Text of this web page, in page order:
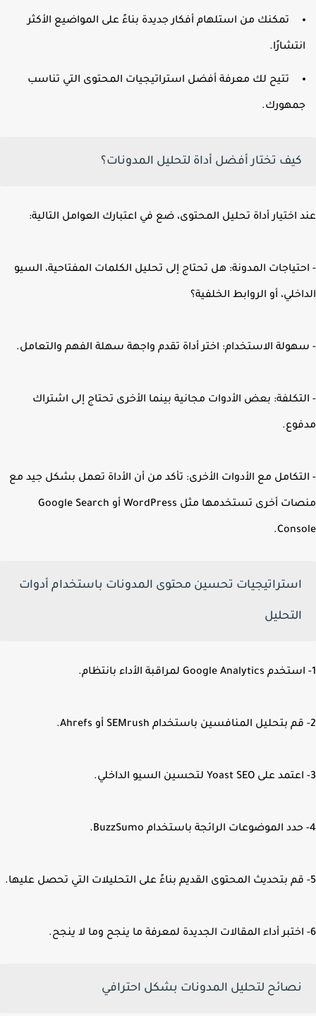
تمكنك من استلهام أفكار جديدة بناءً على المواضيع الأكثر
تتيح لك معرفة أفضل استراتيجيات المحتوى التي تناسب
كيف تختار أفضل أداة لتحليل المدونات؟
اختيار أداة تحليل المحتوى، ضع في اعتبارك العوامل التالية:
المدونة: هل تحتاج إلى تحليل الكلمات المفتاحية، السيو
أو الروابط الخلفية؟
الاستخدام: اختر أداة تقدم واجهة سهلة الفهم والتعامل.
بعض الأدوات مجانية بينما الأخرى تحتاج إلى اشتراك
مع الأدوات الأخرى: تأكد من أن الأداة تعمل بشكل جيد مع
منصات أخرى تستخدمها مثل WordPress أو Google Search
استراتيجيات تحسين محتوى المدونات باستخدام أدوات
التحليل
نصائح لتحليل المدونات بشكل احترافي